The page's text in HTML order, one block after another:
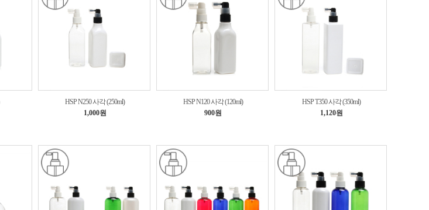
HSP N250 사각 (250ml)
1,000원
HSP N120 사각 (120ml)
900원
HSP T350 사각 (350ml)
1,120원